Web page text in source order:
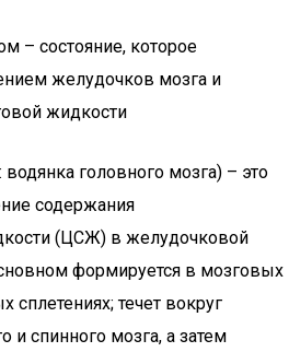
– состояние, которое
желудочков мозга и
жидкости
головного мозга) – это
содержания
(ЦСЖ) в желудочковой
формируется в мозговых
сплетениях; течет вокруг
и спинного мозга, а затем